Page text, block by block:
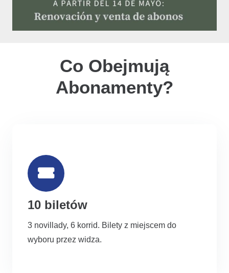
Co Obejmują
Abonamenty?
10 biletów
3 novillady, 6 korrid. Bilety z miejscem do
wyboru przez widza.